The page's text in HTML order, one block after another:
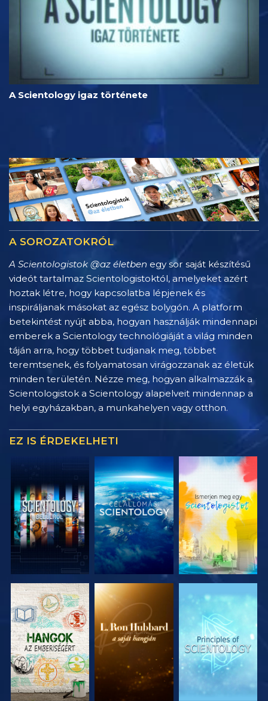
A Scientology igaz története
A SOROZATOKRÓL
A Scientologistok @az életben egy sor saját készítésű
videót tartalmaz Scientologistoktól, amelyeket azért
hoztak létre, hogy kapcsolatba lépjenek és
inspiráljanak másokat az egész bolygón. A platform
betekintést nyújt abba, hogyan használják mindennapi
emberek a Scientology technológiáját a világ minden
táján arra, hogy többet tudjanak meg, többet
teremtsenek, és folyamatosan virágozzanak az életük
minden területén. Nézze meg, hogyan alkalmazzák a
Scientologistok a Scientology alapelveit mindennap a
helyi egyházakban, a munkahelyen vagy otthon.
EZ IS ÉRDEKELHETI
A SOROZAT
RÉSZEI
A SOROZAT
RÉSZEI
A SOROZAT
RÉSZEI